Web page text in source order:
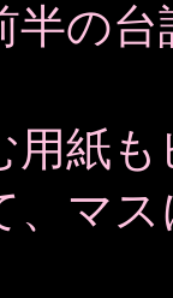
半の
用紙
、マ